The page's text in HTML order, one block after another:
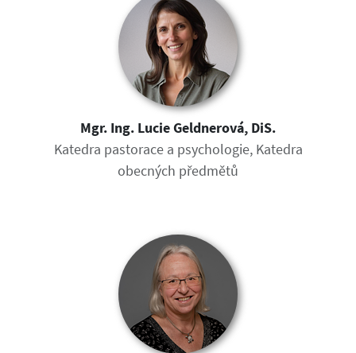
Mgr. Ing. Lucie Geldnerová, DiS.
Katedra pastorace a psychologie, Katedra
obecných předmětů